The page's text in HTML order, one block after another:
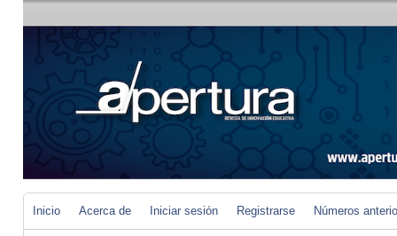
Inicio Acerca de Iniciar sesión Registrarse Números